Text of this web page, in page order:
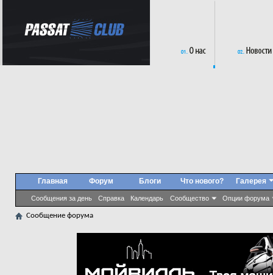
Главная Форум
Сообщения за день Справка Календарь Сообщество Опции форума
Блоги Что нового? Галерея
Сообщение форума